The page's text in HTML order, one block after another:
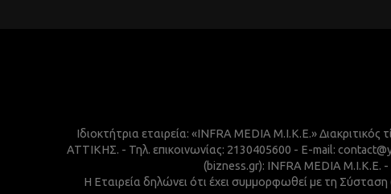
Ιδιοκτήτρια εταιρεία: «INFRA MEDIA M.I.K.E.»
ΑΤΤΙΚΗΣ. - Τηλ. επικοινωνίας: 2130405600 - E-mail:
(bizness.gr): INFRA MEDIA M.I.K.E.
Η Εταιρεία δηλώνει ότι έχει συμμορφωθεί με τη